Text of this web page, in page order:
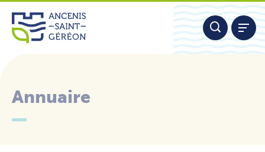
Aller
contenu
Annuaire
Panneau de gestion des cookies